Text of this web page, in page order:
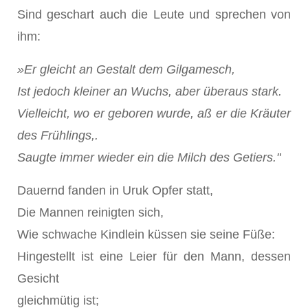
Sind geschart auch die Leute und sprechen von
ihm:
»Er gleicht an Gestalt dem Gilgamesch,
Ist jedoch kleiner an Wuchs, aber überaus stark.
Vielleicht, wo er geboren wurde, aß er die Kräuter
des Frühlings,.
Saugte immer wieder ein die Milch des Getiers."
Dauernd fanden in Uruk Opfer statt,
Die Mannen reinigten sich,
Wie schwache Kindlein küssen sie seine Füße:
Hingestellt ist eine Leier für den Mann, dessen
Gesicht
gleichmütig ist;